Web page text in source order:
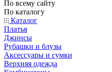
По всему сайту
По каталогу
Каталог
Платья
Джинсы
Рубашки и блузы
Аксессуары и сумки
Верхняя одежда